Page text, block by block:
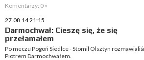
Komentarzy: 0 »
27.08.14 21:15
Darmochwał: Cieszę się, że się
przełamałem
Po meczu Pogoń Siedlce - Stomil Olsztyn
Piotrem Darmochwałem.